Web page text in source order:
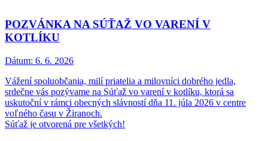
POZVÁNKA NA SÚŤAŽ VO VARENÍ V
KOTLÍKU
Dátum: 6. 6. 2026
Vážení spoluobčania, milí priatelia a milovníci dobrého jedla,
srdečne vás pozývame na Súťaž vo varení v kotlíku, ktorá sa
uskutoční v rámci obecných slávností dňa 11. júla 2026 v centre
voľného času v Žiranoch.
Súťaž je otvorená pre všetkých!